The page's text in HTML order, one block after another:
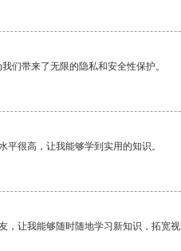
们带来了无限的隐私和安全性保护。
平很高，让我能够学到实用的知识。
，让我能够随时随地学习新知识，拓宽